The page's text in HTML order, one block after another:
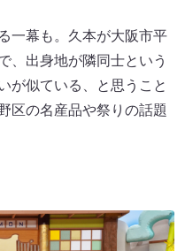
一幕も。久本が大阪市平
、出身地が隣同士という
が似ている、と思うこと
区の名産品や祭りの話題